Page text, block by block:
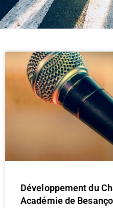
Développement du
Académie de